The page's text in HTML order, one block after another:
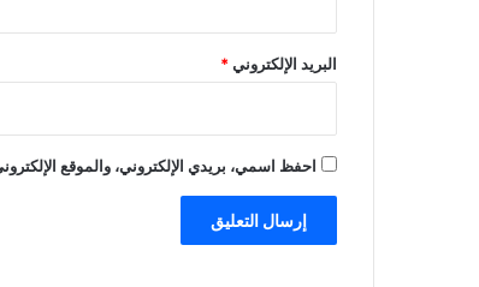
البريد الإلكتروني*
احفظ اسمي، بريدي الإلكتروني، والموقع